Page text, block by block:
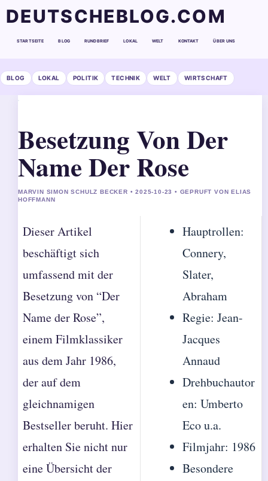
DEUTSCHEBLOG.COM
STARTSEITE BLOG RUNDBRIEF LOKAL WELT KONTAKT ÜBER UNS
BLOG LOKAL POLITIK TECHNIK WELT WIRTSCHAFT
Besetzung Von Der
Name Der Rose
MARVIN SIMON SCHULZ BECKER • 2025-10-23 • GEPRUFT VON ELIAS
HOFFMANN
Dieser Artikel
beschäftigt sich
umfassend mit der
Besetzung von “Der
Name der Rose”,
einem Filmklassiker
aus dem Jahr 1986,
der auf dem
gleichnamigen
Bestseller beruht. Hier
erhalten Sie nicht nur
eine Übersicht der
Hauptrollen:
Connery,
Slater,
Abraham
Regie: Jean-
Jacques
Annaud
Drehbuchautor
en: Umberto
Eco u.a.
Filmjahr: 1986
Besondere